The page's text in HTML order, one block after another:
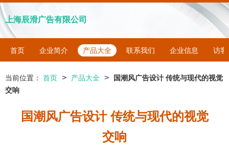
上海辰滑广告有限公司
首页 企业简介 产品大全 联系我们 企业信息 访客
当前位置： 首页 > 产品大全 >
国潮风广告设计 传统与现代的视觉
交响
国潮风广告设计 传统与现代的视觉
交响